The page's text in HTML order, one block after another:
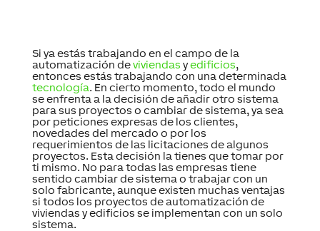
Si ya estás trabajando en el campo de la
automatización deviviendas yedificios,
entonces estás trabajando con una determinada
tecnología. En cierto momento, todo el mundo
se enfrenta a la decisión de añadir otro sistema
para sus proyectos o cambiar de sistema, ya sea
por peticiones expresas de los clientes,
novedades del mercado o por los
requerimientos de las licitaciones de algunos
proyectos. Esta decisión la tienes que tomar por
ti mismo. No para todas las empresas tiene
sentido cambiar de sistema o trabajar con un
solo fabricante, aunque existen muchas ventajas
si todos los proyectos de automatización de
viviendas y edificios se implementan con un solo
sistema.